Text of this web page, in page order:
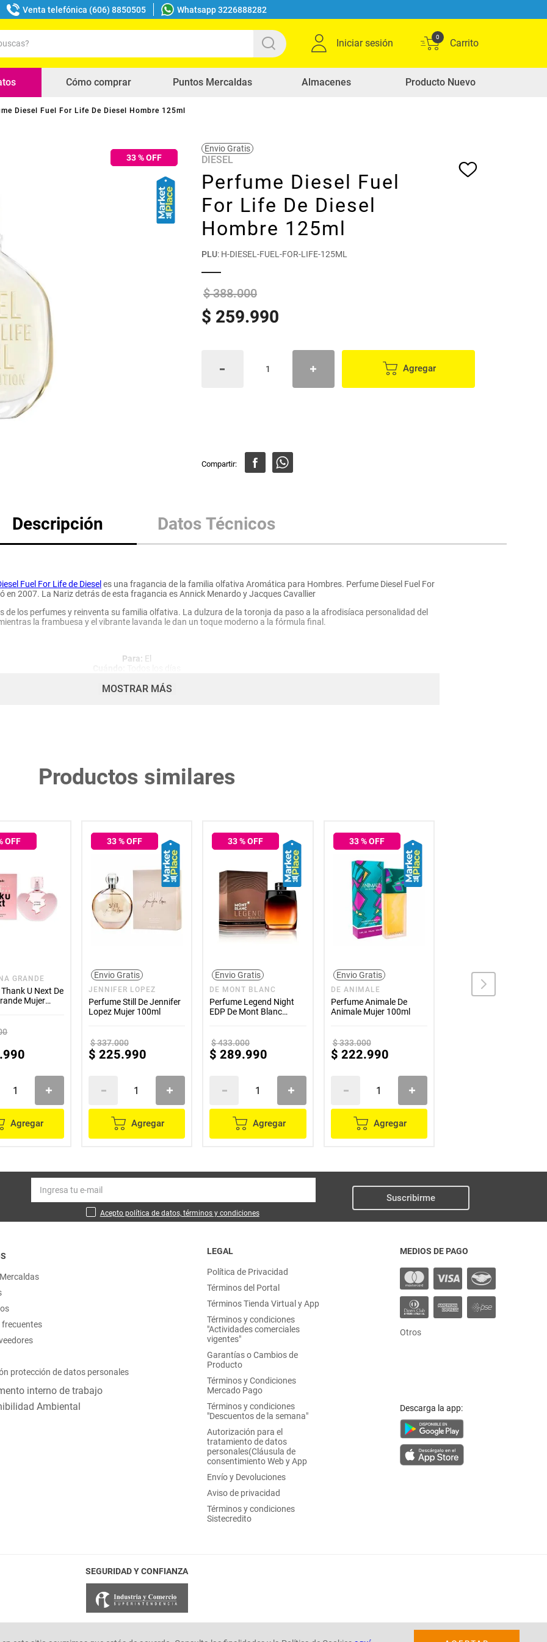
Venta telefónica (606) 8850505 Whatsapp 3226888282
Iniciar sesión
0
Cómo comprar Puntos Mercaldas Almacenes Producto Nuevo
Diesel Fuel For Life De Diesel Hombre 125ml
33% OFF
Envio Gratis
DIESEL
Perfume Diesel Fuel
For Life De Diesel
Hombre 125ml
PLU: H-DIESEL-FUEL-FOR-LIFE-125ML
$ 388.000
$ 259.990
Agregar
Descripción Datos Técnicos
Fuel For Life de Diesel es una fragancia de la familia olfativa Aromática para Hombres. Perfume Diesel Fuel For
en 2007. La Nariz detrás de esta fragancia es Annick Menardo y Jacques Cavallier
de los perfumes y reinventa su familia olfativa. La dulzura de la toronja da paso a la afrodisíaca personalidad del
la frambuesa y el vibrante lavanda le dan un toque moderno a la fórmula final.
Para: El
MOSTRAR MÁS
Productos similares
OFF
GRANDE
U Next De
Mujer
.990
Agregar
Envio Gratis
33% OFF
JENNIFER LOPEZ
Perfume Still De Jennifer
Lopez Mujer 100ml
$337.000
$ 225.990
Agregar
Envio Gratis
33% OFF
DE MONT BLANC
Perfume Legend Night
EDP De Mont Blanc
$433.000
$ 289.990
Agregar
Envio Gratis
33% OFF
DE ANIMALE
Perfume Animale De
Animale Mujer 100ml
$333.000
$ 222.990
Agregar
Envio Gratis
VERSACE
Acepto política de datos, términos y condiciones
Suscribirme
protección de datos personales
interno de trabajo
Ambiental
LEGAL
Política de Privacidad
Términos del Portal
Términos Tienda Virtual y App
Términos y condiciones
"Actividades comerciales
vigentes"
Garantías o Cambios de
Producto
Términos y Condiciones
Mercado Pago
Términos y condiciones
"Descuentos de la semana"
Autorización para el
tratamiento de datos
personales(Cláusula de
consentimiento Web y App
Envío y Devoluciones
Aviso de privacidad
Términos y condiciones
Sistecredito
MEDIOS DE PAGO
Otros
Descarga la app:
SEGURIDAD Y CONFIANZA
buscados